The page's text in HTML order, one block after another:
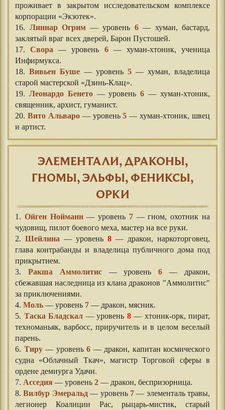
проживает в закрытом исследовательском комплексе
корпорации «Экзотек».
16. Линнар Огрим — уровень 6— хуман, бастард,
заклятый враг всех дверей, Барон Пустошей.
17.Свора — уровень 6— хуман-хтоник, ученица
Инфирмукса.
18. Вивьен Буше — уровень 5 — хуман, владелица
старой мастерской «Дзинь-Клац».
19. Леонардо Бенето— уровень6 — хуман-хтоник,
священник, архист, гуманист.
20. Вито Альваро— уровень5 — хуман-хтоник, швец
и артист.
ЭЛЕМЕНТАЛИ, ДРАКОНЫ,
ГНОМЫ, ЭЛЬФЫ, ФЕНИКСЫ,
ОРКИ
1. Ойген Нойманн— уровень 7— гном, охотник на
чудовищ, пилот боевого меха, мастер на все руки.
2. Шейлина — уровень 8 — дракон, наркоторговец,
глава контрабанды и владелица публичного дома под
прикрытием.
3. Ракша Аммолитис— уровень6 — дракон,
сбежавшая наследница из клана драконов "Аммолитис"
за приключениями.
4. Моль — уровень 7 — дракон, мясник.
5. Таска Бладскал — уровень 8— хтоник-орк, пират,
техноманьяк, варбосс, приручитель и в целом веселый
парень.
6. Тиру— уровень 6 — дракон, капитан космического
судна «Облачный Ткач», магистр Торговой сферы в
ордене демиурга Удачи.
7. Асседия — уровень 2 — дракон, беспризорница.
8.Вилбур Эмеральд— уровень 7— элементаль травы,
легионер Коалиции Рас, рыцарь-мистик, старый